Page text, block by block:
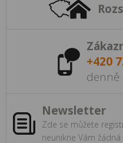
+420
denně
Newsletter
Zde se můžete
neunikne Vám